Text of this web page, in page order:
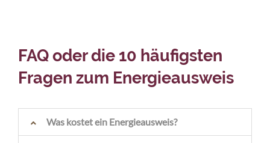
FAQ oder die 10 häufigsten
Fragen zum Energieausweis
Was kostet ein Energieausweis?